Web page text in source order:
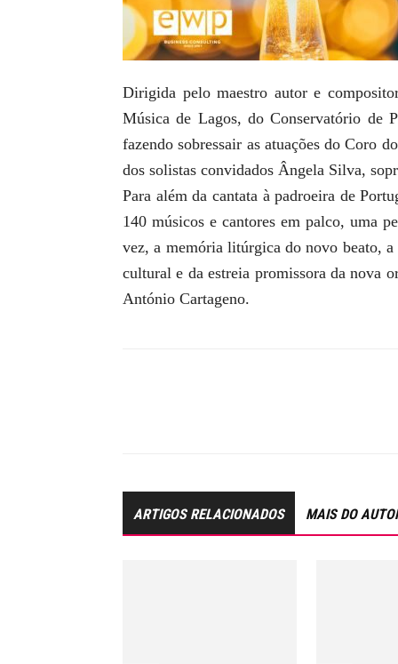
Dirigida pelo maestro autor e
Música de Lagos, do Conservatório de
fazendo sobressair as atuações do Coro
dos solistas convidados Ângela Silva,
Para além da cantata à padroeira de
140 músicos e cantores em palco, uma
vez, a memória litúrgica do novo beato,
cultural e da estreia promissora da nova
António Cartageno.
ARTIGOS RELACIONADOS MAIS DO